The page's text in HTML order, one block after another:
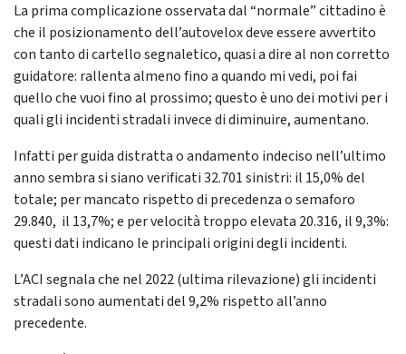
La prima complicazione osservata dal “normale” cittadino è
che il posizionamento dell’autovelox deve essere avvertito
con tanto di cartello segnaletico, quasi a dire al non corretto
guidatore: rallenta almeno fino a quando mi vedi, poi fai
quello che vuoi fino al prossimo; questo è uno dei motivi per i
quali gli incidenti stradali invece di diminuire, aumentano.
Infatti per guida distratta o andamento indeciso nell’ultimo
anno sembra si siano verificati 32.701 sinistri: il 15,0% del
totale; per mancato rispetto di precedenza o semaforo
29.840, il 13,7%; e per velocità troppo elevata 20.316, il 9,3%:
questi dati indicano le principali origini degli incidenti.
L’ACI segnala che nel 2022 (ultima rilevazione) gli incidenti
stradali sono aumentati del 9,2% rispetto all’anno
precedente.